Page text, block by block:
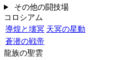
その他の闘技場
コロシアム
導煌と壊冥 天冥の星動
蒼潜の戦帝
龍族の聖雲